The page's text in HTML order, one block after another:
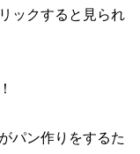
ックすると見られ
パン作りをするた